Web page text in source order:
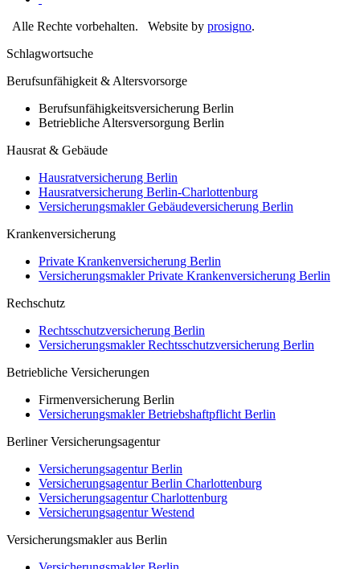
Alle Rechte vorbehalten. Website by prosigno.
Schlagwortsuche
Berufsunfähigkeit & Altersvorsorge
Berufsunfähigkeitsversicherung Berlin
Betriebliche Altersversorgung Berlin
Hausrat & Gebäude
Hausratversicherung Berlin
Hausratversicherung Berlin-Charlottenburg
Versicherungsmakler Gebäudeversicherung Berlin
Krankenversicherung
Private Krankenversicherung Berlin
Versicherungsmakler Private Krankenversicherung Berlin
Rechschutz
Rechtsschutzversicherung Berlin
Versicherungsmakler Rechtsschutzversicherung Berlin
Betriebliche Versicherungen
Firmenversicherung Berlin
Versicherungsmakler Betriebshaftpflicht Berlin
Berliner Versicherungsagentur
Versicherungsagentur Berlin
Versicherungsagentur Berlin Charlottenburg
Versicherungsagentur Charlottenburg
Versicherungsagentur Westend
Versicherungsmakler aus Berlin